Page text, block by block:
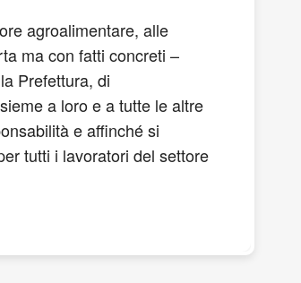
agroalimentare, alle
ma con fatti concreti –
Prefettura, di
a loro e a tutte le altre
e affinché si
tutti i lavoratori del settore